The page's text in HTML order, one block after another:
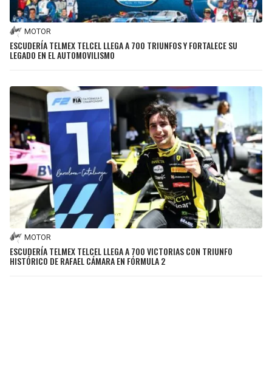
MOTOR
ESCUDERÍA TELMEX TELCEL LLEGA A 700 TRIUNFOS Y FORTALECE SU
LEGADO EN EL AUTOMOVILISMO
MOTOR
ESCUDERÍA TELMEX TELCEL LLEGA A 700 VICTORIAS CON TRIUNFO
HISTÓRICO DE RAFAEL CÁMARA EN FÓRMULA 2